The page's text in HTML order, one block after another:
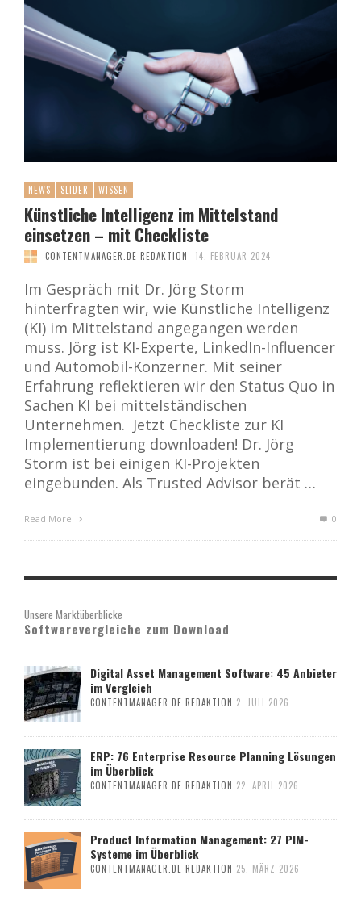
NEWS SLIDER WISSEN
Künstliche Intelligenz im Mittelstand
einsetzen – mit Checkliste
CONTENTMANAGER.DE REDAKTION 14. FEBRUAR 2024
Im Gespräch mit Dr. Jörg Storm
hinterfragten wir, wie Künstliche Intelligenz
(KI) im Mittelstand angegangen werden
muss. Jörg ist KI-Experte, LinkedIn-Influencer
und Automobil-Konzerner. Mit seiner
Erfahrung reflektieren wir den Status Quo in
Sachen KI bei mittelständischen
Unternehmen. Jetzt Checkliste zur KI
Implementierung downloaden! Dr. Jörg
Storm ist bei einigen KI-Projekten
eingebunden. Als Trusted Advisor berät …
Read More 0
Unsere Marktüberblicke
Softwarevergleiche zum Download
Digital Asset Management Software: 45 Anbieter
im Vergleich
CONTENTMANAGER.DE REDAKTION 2. JULI 2026
ERP: 76 Enterprise Resource Planning Lösungen
im Überblick
CONTENTMANAGER.DE REDAKTION 22. APRIL 2026
Product Information Management: 27 PIM-
Systeme im Überblick
CONTENTMANAGER.DE REDAKTION 25. MÄRZ 2026